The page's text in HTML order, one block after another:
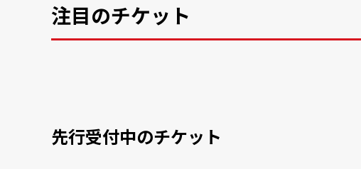
注目のチケット
先行受付中のチケット